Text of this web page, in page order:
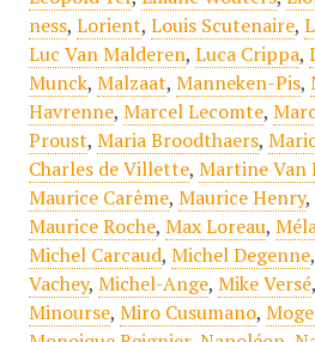
ness, Lorient, Louis Scutenaire,
Luc Van Malderen, Luca Crippa,
Munck, Malzaat, Manneken-Pis,
Havrenne, Marcel Lecomte,
Proust, Maria Broodthaers,
Charles de Villette, Martine Van
Maurice Carême, Maurice Henry,
Maurice Roche, Max Loreau,
Michel Carcaud, Michel Degenne,
Vachey, Michel-Ange, Mike Versé,
Minourse, Miro Cusumano,